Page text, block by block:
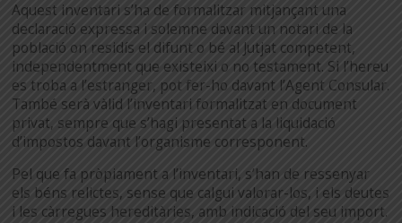
Aquest inventari s’ha de formalitzar mitjançant una
declaració expressa i solemne davant un notari de la
població on residís el difunt o bé al Jutjat competent,
independentment que existeixi o no testament. Si l’hereu
es troba a l’estranger, pot fer-ho davant l’Agent Consular.
També serà vàlid l’inventari formalitzat en document
privat, sempre que s’hagi presentat a la liquidació
d’impostos davant l’organisme corresponent.
Pel que fa pròpiament a l’inventari, s’han de ressenyar
els béns relictes, sense que calgui valorar-los, i els deutes
i les càrregues hereditàries, amb indicació del seu import.